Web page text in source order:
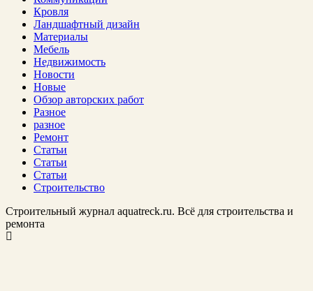
Кровля
Ландшафтный дизайн
Материалы
Мебель
Недвижимость
Новости
Новые
Обзор авторских работ
Разное
разное
Ремонт
Статьи
Статьи
Статьи
Строительство
Строительный журнал aquatreck.ru. Всё для строительства и
ремонта